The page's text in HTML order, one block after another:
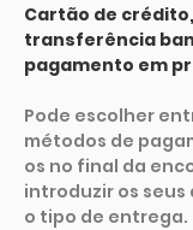
Cartão de
transferência
pagamento em
Pode escolher
métodos de
os no final da
introduzir os seus
o tipo de entrega.